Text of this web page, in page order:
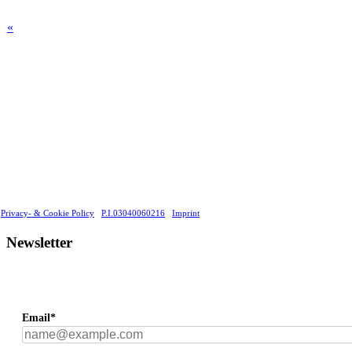
«
Privacy- & Cookie Policy P.I.03040060216 Imprint
Newsletter
Email*